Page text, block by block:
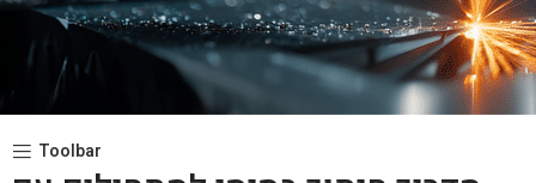
Toolbar